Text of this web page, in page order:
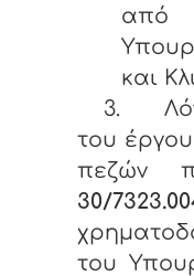
από
και
3.
του
πεζών
30/
του